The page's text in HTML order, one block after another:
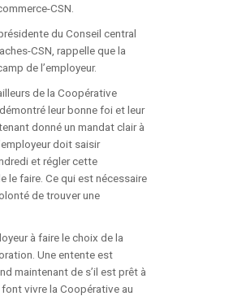
CSN.
du Conseil central
CSN, rappelle que la
de l’employeur.
de la Coopérative
leur bonne foi et leur
donné un mandat clair à
doit saisir
et régler cette
le faire. Ce qui est nécessaire
de trouver une
à faire le choix de la
Une entente est
maintenant de s’il est prêt à
vivre la Coopérative au
CONGRÈS 2025